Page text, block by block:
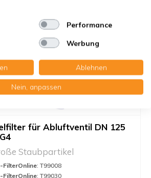
für Abluftventil DN 125
Staubpartikel
FilterOnline: T99008
FilterOnline: T99030
Performance
Werbung
Ablehnen
Nein, anpassen